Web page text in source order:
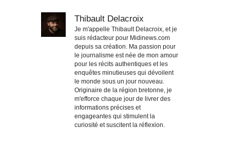
Thibault Delacroix
Je m'appelle Thibault Delacroix, et je
suis rédacteur pour Midinews.com
depuis sa création. Ma passion pour
le journalisme est née de mon amour
pour les récits authentiques et les
enquêtes minutieuses qui dévoilent
le monde sous un jour nouveau.
Originaire de la région bretonne, je
m'efforce chaque jour de livrer des
informations précises et
engageantes qui stimulent la
curiosité et suscitent la réflexion.